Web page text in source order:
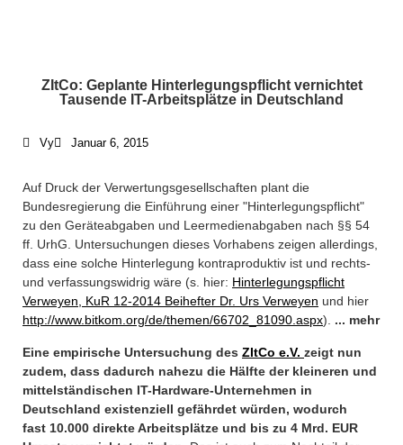
ZItCo: Geplante Hinterlegungspflicht vernichtet
Tausende IT-Arbeitsplätze in Deutschland
Vy Januar 6, 2015
Auf Druck der Verwertungsgesellschaften plant die
Bundesregierung die Einführung einer "Hinterlegungspflicht"
zu den Geräteabgaben und Leermedienabgaben nach §§ 54
ff. UrhG. Untersuchungen dieses Vorhabens zeigen allerdings,
dass eine solche Hinterlegung kontraproduktiv ist und rechts-
und verfassungswidrig wäre (s. hier: Hinterlegungspflicht
Verweyen, KuR 12-2014 Beihefter Dr. Urs Verweyen und hier
http://www.bitkom.org/de/themen/66702_81090.aspx). ... mehr
Eine empirische Untersuchung des ZItCo e.V. zeigt nun
zudem, dass dadurch nahezu die Hälfte der kleineren und
mittelständischen IT-Hardware-Unternehmen in
Deutschland existenziell gefährdet würden, wodurch
fast 10.000 direkte Arbeitsplätze und bis zu 4 Mrd. EUR
What We Do /
Über uns
Where To Find Us /
Impressum
office@verweyen.legal